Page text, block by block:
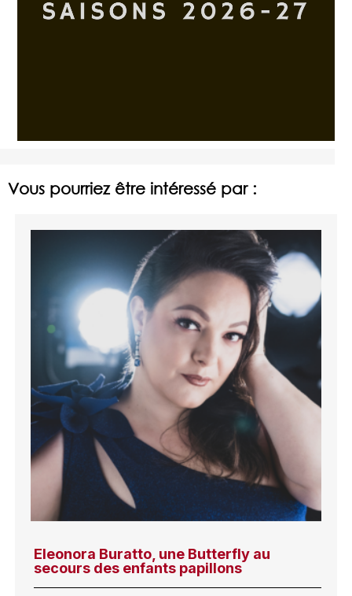
Vous pourriez être intéressé par :
Eleonora Buratto, une Butterfly au
secours des enfants papillons